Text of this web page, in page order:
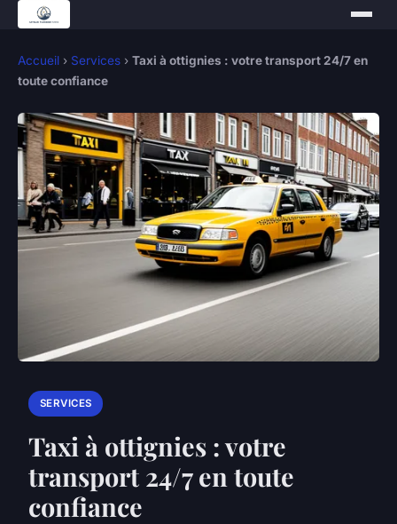
Accueil › Services › Taxi à ottignies : votre transport 24/7 en
toute confiance
SERVICES
Taxi à ottignies : votre
transport 24/7 en toute
confiance